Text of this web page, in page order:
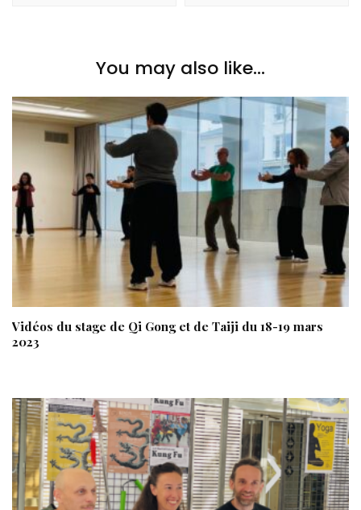
You may also like...
Vidéos du stage de Qi Gong et de Taiji du 18-19 mars
2023